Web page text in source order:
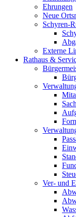
Ehrungen
Neue
Schyren-
Externe
Rathaus &
Ver- und